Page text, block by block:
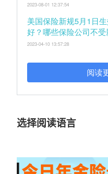
2023-08-01 12:37:54
美国保险新规5月1日
好？哪些保险公司不受
2023-04-10 13:57:28
阅读
选择阅读语言